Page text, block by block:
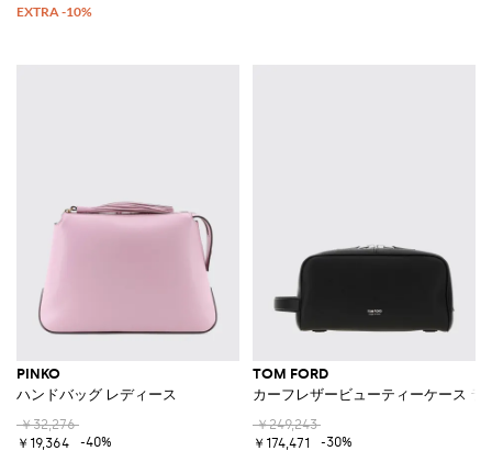
PINKO
ハンドバッグ レディース
￥32,276
￥19,364
-40%
TOM FORD
カーフレザービューティーケース
￥249,243
￥174,471
-30%